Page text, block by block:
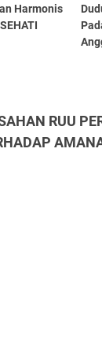
Harmonis
RUU